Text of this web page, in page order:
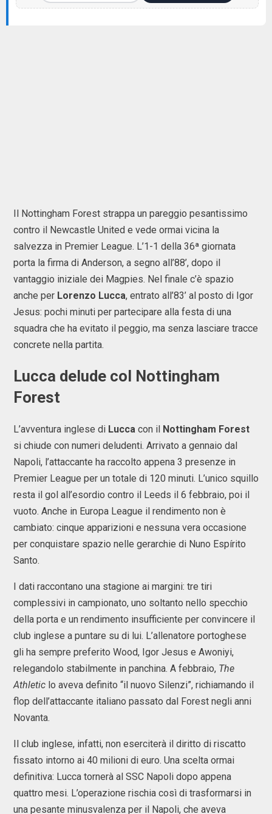
Il Nottingham Forest strappa un pareggio pesantissimo
contro il Newcastle United e vede ormai vicina la
salvezza in Premier League. L’1-1 della 36ª giornata
porta la firma di Anderson, a segno all’88’, dopo il
vantaggio iniziale dei Magpies. Nel finale c’è spazio
anche per Lorenzo Lucca, entrato all’83’ al posto di Igor
Jesus: pochi minuti per partecipare alla festa di una
squadra che ha evitato il peggio, ma senza lasciare tracce
concrete nella partita.
Lucca delude col Nottingham
Forest
L’avventura inglese di Lucca con il Nottingham Forest
si chiude con numeri deludenti. Arrivato a gennaio dal
Napoli, l’attaccante ha raccolto appena 3 presenze in
Premier League per un totale di 120 minuti. L’unico squillo
resta il gol all’esordio contro il Leeds il 6 febbraio, poi il
vuoto. Anche in Europa League il rendimento non è
cambiato: cinque apparizioni e nessuna vera occasione
per conquistare spazio nelle gerarchie di Nuno Espírito
Santo.
I dati raccontano una stagione ai margini: tre tiri
complessivi in campionato, uno soltanto nello specchio
della porta e un rendimento insufficiente per convincere il
club inglese a puntare su di lui. L’allenatore portoghese
gli ha sempre preferito Wood, Igor Jesus e Awoniyi,
relegandolo stabilmente in panchina. A febbraio, The
Athletic lo aveva definito “il nuovo Silenzi”, richiamando il
flop dell’attaccante italiano passato dal Forest negli anni
Novanta.
Il club inglese, infatti, non eserciterà il diritto di riscatto
fissato intorno ai 40 milioni di euro. Una scelta ormai
definitiva: Lucca tornerà al SSC Napoli dopo appena
quattro mesi. L’operazione rischia così di trasformarsi in
una pesante minusvalenza per il Napoli, che aveva